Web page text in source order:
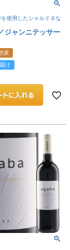
使用したシャルドネな
ジャンニテッサー
派
け